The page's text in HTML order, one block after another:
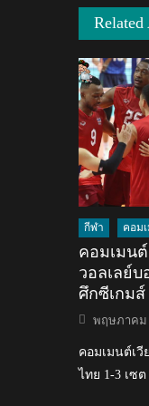
กีฬา คอม
คอมเมน
วอลเลย์
ศึกซีเกมส์
Posted
on
พฤษภาคม
คอมเมนต์เ
ไทย 1-3 เซ